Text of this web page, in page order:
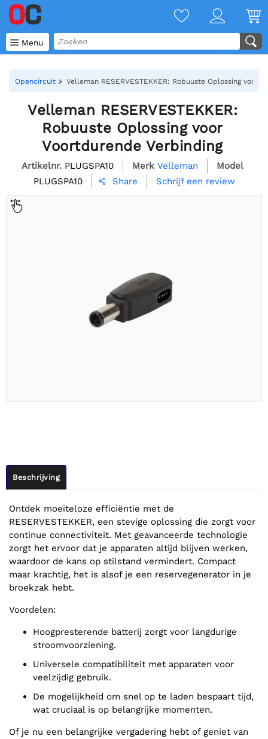
 Menu
Opencircuit Velleman RESERVESTEKKER: Robuuste Oplossing voor
Velleman RESERVESTEKKER:
Robuuste Oplossing voor
Voortdurende Verbinding
Artikelnr. PLUGSPA10 Merk Velleman
Model
PLUGSPA10
 Share Schrijf een review
Beschrijving
Ontdek moeiteloze efficiëntie met de
RESERVESTEKKER, een stevige oplossing die zorgt voor
continue connectiviteit. Met geavanceerde technologie
zorgt het ervoor dat je apparaten altijd blijven werken,
waardoor de kans op stilstand vermindert. Compact
maar krachtig, het is alsof je een reservegenerator in je
broekzak hebt.
Voordelen:
Hoogpresterende batterij zorgt voor langdurige
stroomvoorziening.
Universele compatibiliteit met apparaten voor
veelzijdig gebruik.
De mogelijkheid om snel op te laden bespaart tijd,
wat cruciaal is op belangrijke momenten.
Of je nu een belangrijke vergadering hebt of geniet van